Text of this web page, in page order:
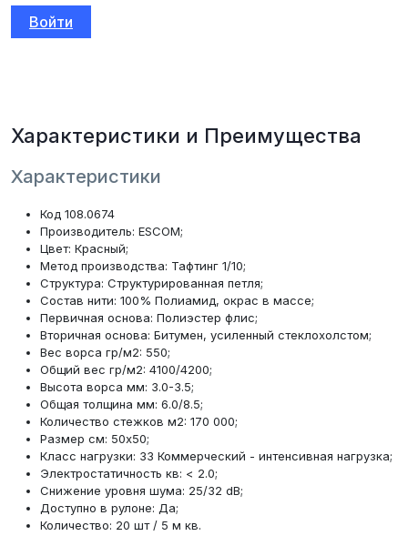
Войти
Характеристики и Преимущества
Характеристики
Код 108.0674
Производитель: ESCOM;
Цвет: Красный;
Метод производства: Тафтинг 1/10;
Структура: Структурированная петля;
Состав нити: 100% Полиамид, окрас в массе;
Первичная основа: Полиэстер флис;
Вторичная основа: Битумен, усиленный стеклохолстом;
Вес ворса гр/м2: 550;
Общий вес гр/м2: 4100/4200;
Высота ворса мм: 3.0-3.5;
Общая толщина мм: 6.0/8.5;
Количество стежков м2: 170 000;
Размер см: 50x50;
Класс нагрузки: 33 Коммерческий - интенсивная нагрузка;
Электростатичность кв: < 2.0;
Снижение уровня шума: 25/32 dB;
Доступно в рулоне: Да;
Количество: 20 шт / 5 м кв.